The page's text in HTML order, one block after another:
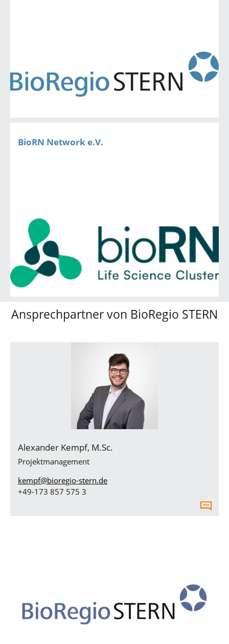
BioRN Network e.V.
Ansprechpartner von BioRegio STERN
Alexander Kempf, M.Sc.
Projektmanagement
kempf@bioregio-stern.de
+49-173 857 575 3